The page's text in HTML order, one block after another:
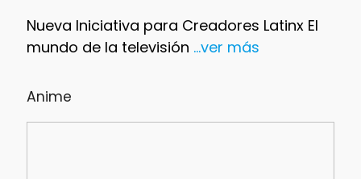
Nueva Iniciativa para Creadores Latinx El
mundo de la televisión ...ver más
Anime